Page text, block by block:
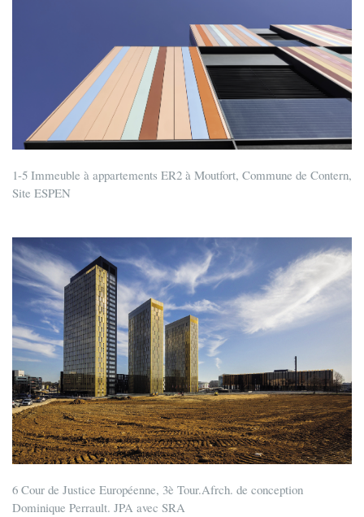
1-5 Immeuble à appartements ER2 à Moutfort, Commune de Contern,
Site ESPEN
6 Cour de Justice Européenne, 3è Tour.Afrch. de conception
Dominique Perrault. JPA avec SRA